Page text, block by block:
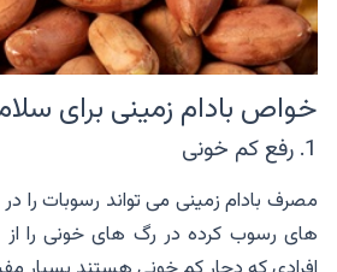
خواص بادام زمینی برای
1. رفع کم خونی
مصرف بادام زمینی می تواند رسوبات
های رسوب کرده در رگ های خونی را از